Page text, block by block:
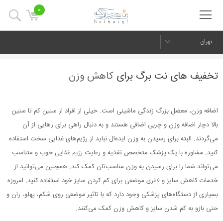
0
تهران
تخفیف های نت برگ برای کاهش وزن
اضافه وزن، معضل بزرگ زندگی ماشینی است. خیلی از افراد از سنین کم تا سنین
بالا دچار اضافه وزن و چربی اضافی هستند و به دنبال راهی برای رهایی از آن
می‌گردند. البته برای رسیدن به وزن ایده‌ال نباید از رژیم‌های غذایی سخت استفاده
کنید. مشاوره با یک پزشک متخصص تغذیه و رعایت رژیم غذایی خوب و متناسب
می‌تواند شما را برای رسیدن به وزن مناسب‌تان کمک کند. همچنین می‌توانید از
خدمات کاهش سایز و لاغری موضعی برای کم کردن سایز خود استفاده کنید. امروزه
بسیاری از دستگاه‌های پزشکی وجود دارد که با تاثیر موضعی روی شکم، پهلو، ران و
حتی بازو به کم شدن سایز و کاهش وزن کمک می‌کنند.